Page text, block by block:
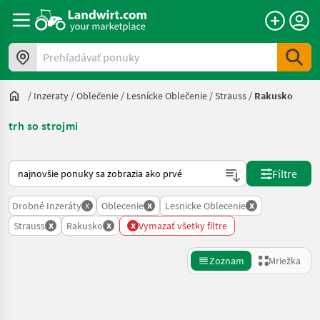
Prehľadávať ponuky
/ Inzeraty /Oblečenie / Lesnícke Oblečenie /Strauss / Rakusko
trh so strojmi
Takto sa vykonáva triedenie na Landwirt.com
Filtre
Drobné Inzeráty x Oblecenie x Lesnicke Oblecenie x
Strauss x Rakusko x x Vymazať všetky filtre
Zoznam Mriežka